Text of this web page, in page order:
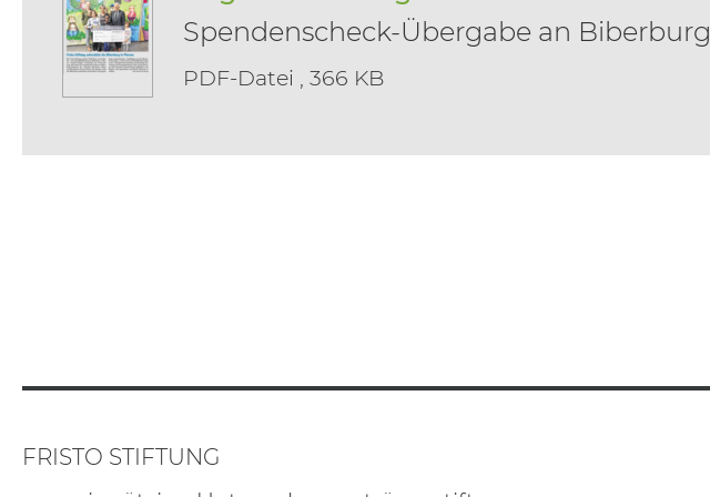
Spendenscheck-Übergabe an Biberburg
PDF-Datei , 366 KB
FRISTO STIFTUNG